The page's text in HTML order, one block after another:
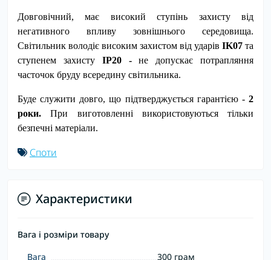
Довговічний, має високий ступінь захисту від
негативного впливу зовнішнього середовища.
Світильник володіє високим захистом від ударів IK07 та
ступенем захисту IР20 -не допускає потрапляння
часточок бруду всередину світильника.
Буде служити довго, що підтверджується гарантією - 2
роки. При виготовленні використовуються тільки
безпечні матеріали.
Споти
Характеристики
Вага і розміри товару
Вага
300 грам